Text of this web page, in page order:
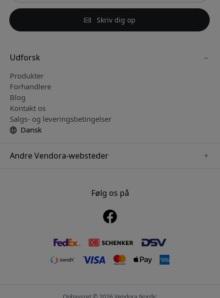
Skriv dig op
Udforsk
Produkter
Forhandlere
Blog
Kontakt os
Salgs- og leveringsbetingelser
Dansk
Andre Vendora-websteder
Følg os på